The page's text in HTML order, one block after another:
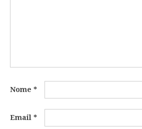
Nome *
Email *